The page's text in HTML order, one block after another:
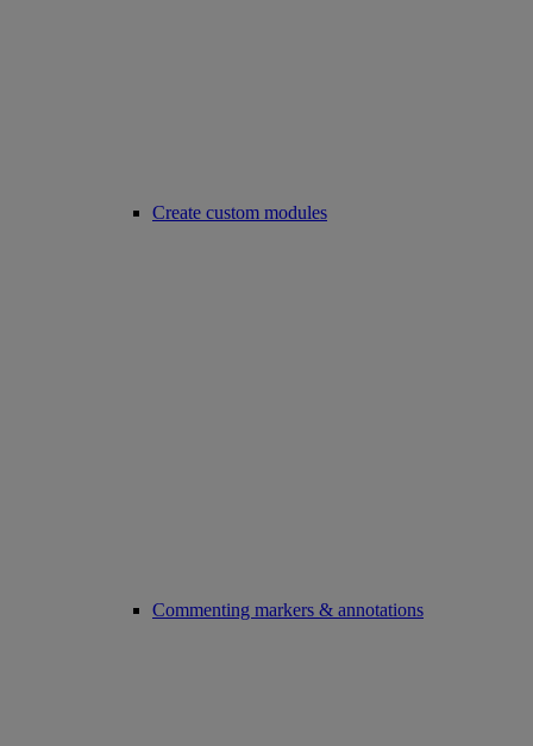
Create custom modules
Commenting markers & annotations